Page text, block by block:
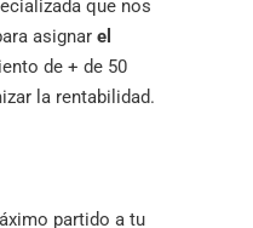
que nos
asignar el
de + de 50
la rentabilidad.
partido a tu